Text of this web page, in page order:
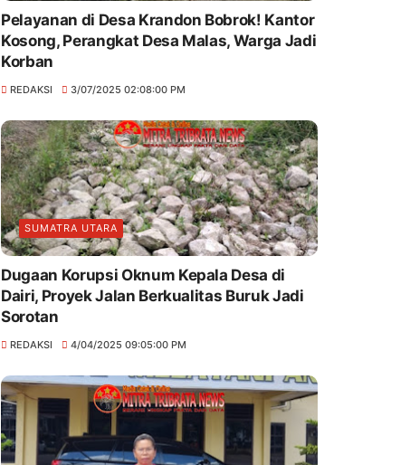
Pelayanan di Desa Krandon Bobrok! Kantor
Kosong, Perangkat Desa Malas, Warga Jadi
Korban
REDAKSI 3/07/2025 02:08:00 PM
SUMATRA UTARA
Dugaan Korupsi Oknum Kepala Desa di
Dairi, Proyek Jalan Berkualitas Buruk Jadi
Sorotan
REDAKSI 4/04/2025 09:05:00 PM